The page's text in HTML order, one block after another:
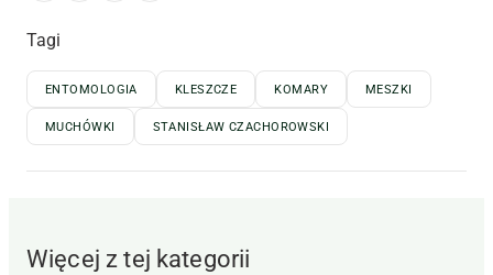
Tagi
ENTOMOLOGIA KLESZCZE KOMARY MESZKI
MUCHÓWKI STANISŁAW CZACHOROWSKI
Więcej z tej kategorii